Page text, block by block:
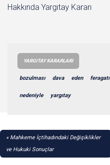
Hakkında Yargıtay Kararı
YARGITAY KARARLARI
bozulması dava eden feragatı
nedeniyle yargıtay
YAZI
GEZINMESI
Mahkeme İçtihadındaki Değişiklikler
ve Hukuki Sonuçlar